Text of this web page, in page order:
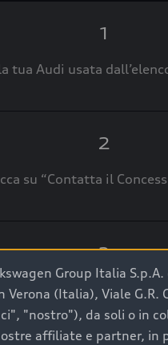
1
tua Audi usata
2
su “Contatta il
3
verrai ricontattato dal
o direttamente dal
per finalizzare
Group Italia S.p.A.
Verona (Italia), Viale G.R.
"nostro"), da soli o in
affiliate e partner, in